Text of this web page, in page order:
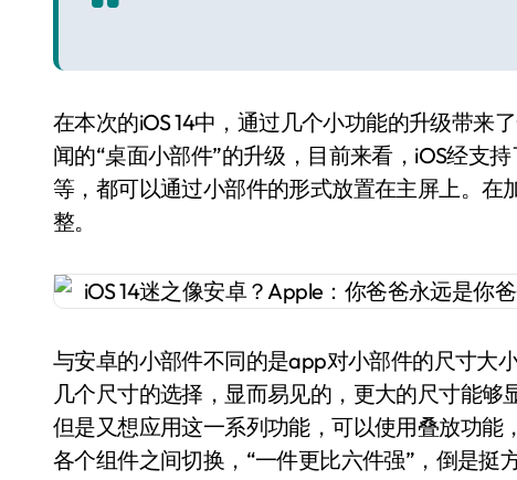
在本次的iOS 14中，通过几个小功能的升级带来
闻的“桌面小部件”的升级，目前来看，iOS经支
等，都可以通过小部件的形式放置在主屏上。
整。
与安卓的小部件不同的是app对小部件的尺寸大
几个尺寸的选择，显而易见的，更大的尺寸能
但是又想应用这一系列功能，可以使用叠放功
各个组件之间切换，“一件更比六件强”，倒是挺方